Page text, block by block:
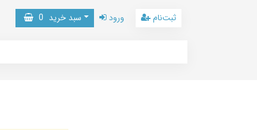
سبد خرید 0 ورود ثبت‌نام